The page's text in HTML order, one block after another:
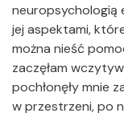
neuropsychologią
jej aspektami,
można nieść
zaczęłam
pochłonęły mnie
w przestrzeni, po